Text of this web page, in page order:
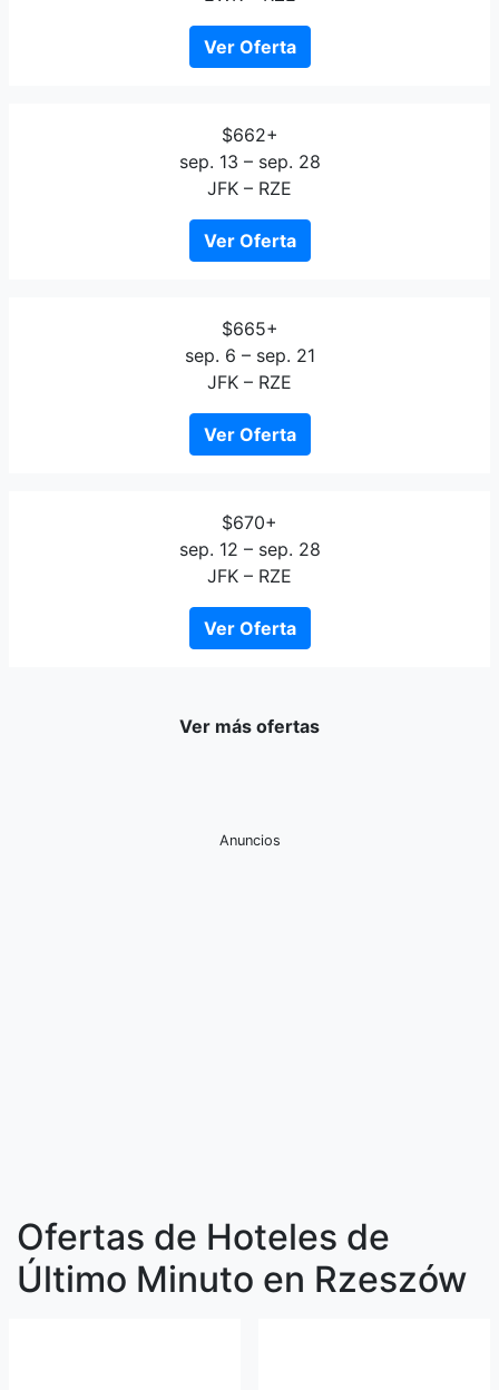
Ver Oferta
$662+
sep. 13 – sep. 28
JFK – RZE
Ver Oferta
$665+
sep. 6 – sep. 21
JFK – RZE
Ver Oferta
$670+
sep. 12 – sep. 28
JFK – RZE
Ver Oferta
Ver más ofertas
Anuncios
Ofertas de Hoteles de
Último Minuto en Rzeszów